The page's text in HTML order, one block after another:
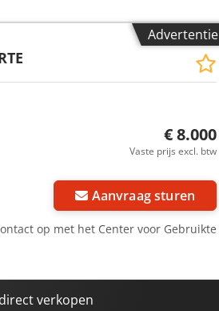
Advertentie
€ 8.000
Vaste prijs excl. btw
Aanvraag sturen
op met het Center voor Gebruikte
verkopen